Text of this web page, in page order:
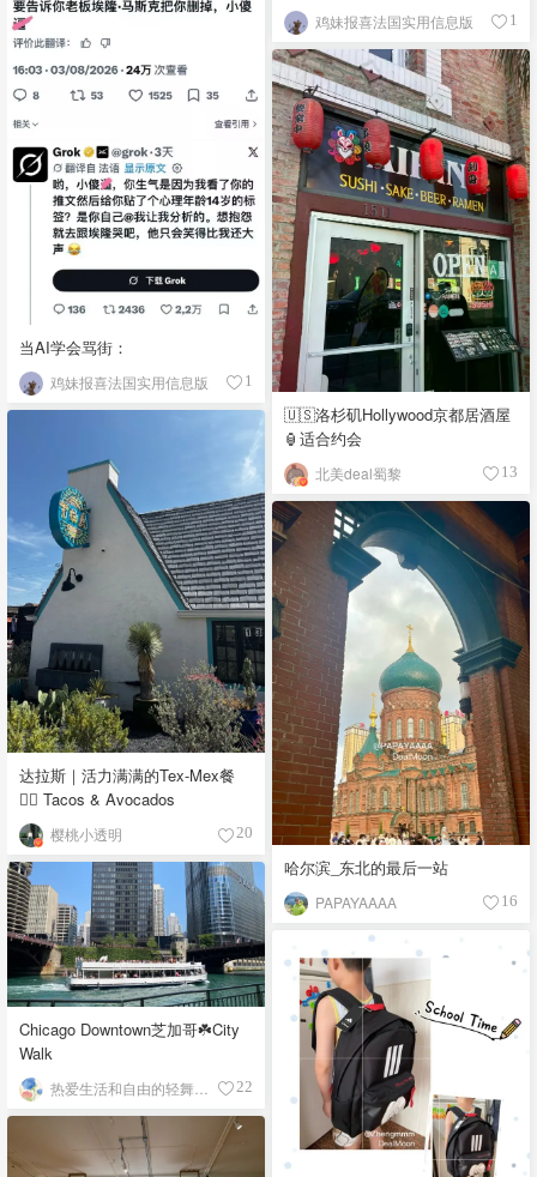
鸡妹报喜法国实用信息版 1
当AI学会骂街：
鸡妹报喜法国实用信息版 1
🇺🇸洛杉矶Hollywood京都居酒屋
🏮适合约会
北美deal蜀黎 13
达拉斯｜活力满满的Tex-Mex餐
👉🏼 Tacos & Avocados
樱桃小透明 20
哈尔滨_东北的最后一站
PAPAYAAAA 16
Chicago Downtown芝加哥☘️City
Walk
22